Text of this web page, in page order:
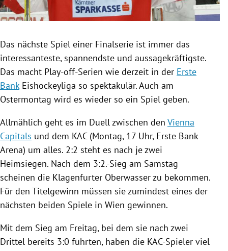
Untermenü
Untermenü
Das nächste Spiel einer Finalserie ist immer das
interessanteste, spannendste und aussagekräftigste.
Das macht Play-off-Serien wie derzeit in der Erste
BankEishockeyliga so spektakulär. Auch am
Ostermontag wird es wieder so ein Spiel geben.
Allmählich geht es im Duell zwischen den Vienna
Capitals und dem KAC (Montag, 17 Uhr, Erste Bank
Arena) um alles. 2:2 steht es nach je zwei
Heimsiegen. Nach dem 3:2.-Sieg am Samstag
scheinen die Klagenfurter Oberwasser zu bekommen.
Für den Titelgewinn müssen sie zumindest eines der
nächsten beiden Spiele in Wien gewinnen.
Mit dem Sieg am Freitag, bei dem sie nach zwei
Drittel bereits 3:0 führten, haben die KAC-Spieler viel